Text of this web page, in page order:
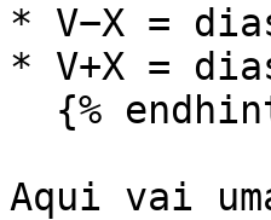
* V−X =
* V+X =
Aqui vai